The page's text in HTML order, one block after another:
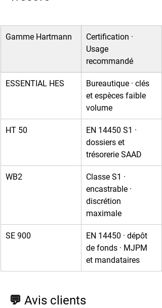
Gamme Hartmann
Certification ·
Usage
recommandé
ESSENTIAL HES
Bureautique · clés
et espèces faible
volume
HT 50
EN 14450 S1 ·
dossiers et
trésorerie SAAD
WB2
Classe S1 ·
encastrable ·
discrétion
maximale
SE 900
EN 14450 · dépôt
de fonds · MJPM
et mandataires
💬 Avis clients